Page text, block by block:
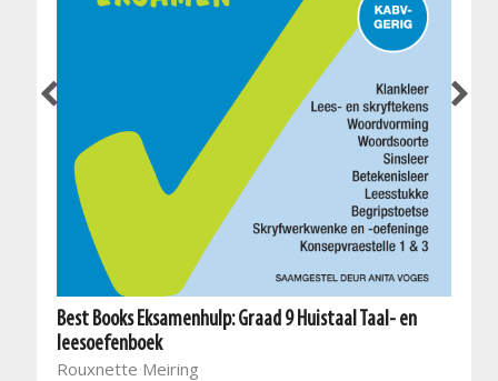
Best Books Eksamenhulp: Graad 9 Huistaal Taal- en
leesoefenboek
Rouxnette Meiring